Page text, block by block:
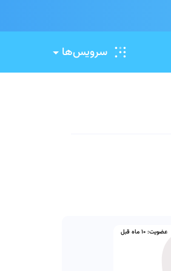
.
.
. .
.
. .
.
. سرویس‌ها
عضویت: 10 ماه قبل